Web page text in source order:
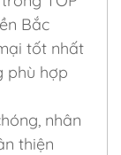
Bắc
tốt nhất
phù hợp
nhân
thiện